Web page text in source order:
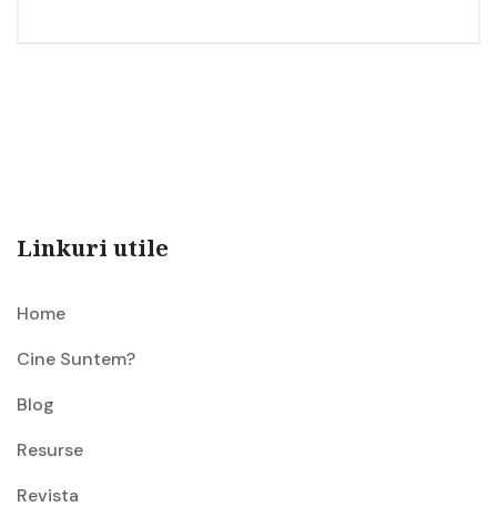
Linkuri utile
Home
Cine Suntem?
Blog
Resurse
Revista